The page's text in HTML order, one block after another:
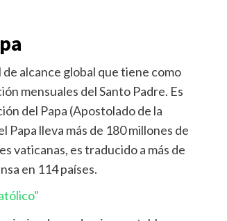
alcance global que tiene como
mensuales del Santo Padre. Es
del Papa (Apostolado de la
Papa lleva más de 180 millones de
vaticanas, es traducido a más de
en 114 países.